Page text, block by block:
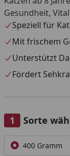
Gesundheit,
Speziell für
Mit frischem
Unterstützt
Fördert
Sorte
Alle anzeigen (6)
400 Gramm